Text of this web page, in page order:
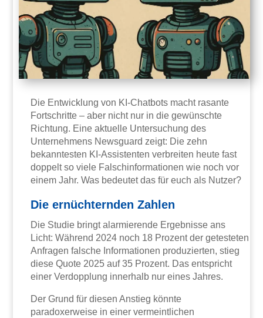
Die Entwicklung von KI-Chatbots macht rasante
Fortschritte – aber nicht nur in die gewünschte
Richtung. Eine aktuelle Untersuchung des
Unternehmens Newsguard zeigt: Die zehn
bekanntesten KI-Assistenten verbreiten heute fast
doppelt so viele Falschinformationen wie noch vor
einem Jahr. Was bedeutet das für euch als Nutzer?
Die ernüchternden Zahlen
Die Studie bringt alarmierende Ergebnisse ans
Licht: Während 2024 noch 18 Prozent der getesteten
Anfragen falsche Informationen produzierten, stieg
diese Quote 2025 auf 35 Prozent. Das entspricht
einer Verdopplung innerhalb nur eines Jahres.
Der Grund für diesen Anstieg könnte
paradoxerweise in einer vermeintlichen